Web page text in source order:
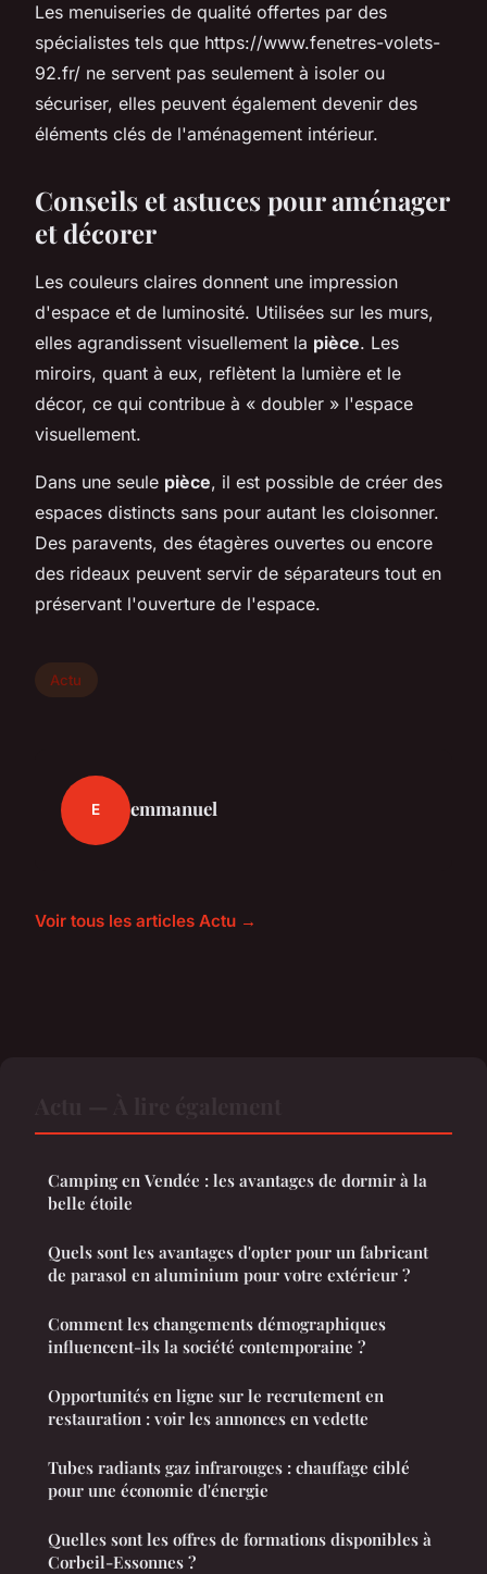
Les menuiseries de qualité offertes par des
spécialistes tels que https://www.fenetres-volets-
92.fr/ ne servent pas seulement à isoler ou
sécuriser, elles peuvent également devenir des
éléments clés de l'aménagement intérieur.
Conseils et astuces pour aménager
et décorer
Les couleurs claires donnent une impression
d'espace et de luminosité. Utilisées sur les murs,
elles agrandissent visuellement la pièce. Les
miroirs, quant à eux, reflètent la lumière et le
décor, ce qui contribue à « doubler » l'espace
visuellement.
Dans une seule pièce, il est possible de créer des
espaces distincts sans pour autant les cloisonner.
Des paravents, des étagères ouvertes ou encore
des rideaux peuvent servir de séparateurs tout en
préservant l'ouverture de l'espace.
Actu
E emmanuel
Voir tous les articles Actu →
Camping en Vendée : les avantages de dormir à la
belle étoile
Quels sont les avantages d'opter pour un fabricant
de parasol en aluminium pour votre extérieur ?
Comment les changements démographiques
influencent-ils la société contemporaine ?
Opportunités en ligne sur le recrutement en
restauration : voir les annonces en vedette
Tubes radiants gaz infrarouges : chauffage ciblé
pour une économie d'énergie
Quelles sont les offres de formations disponibles à
Corbeil-Essonnes ?